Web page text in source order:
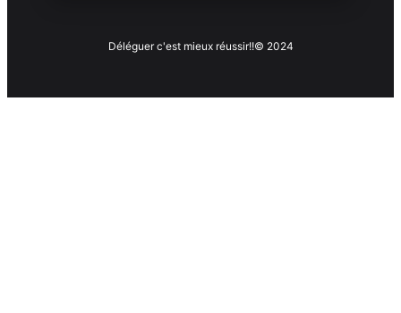
Déléguer c'est mieux réussir!!© 2024